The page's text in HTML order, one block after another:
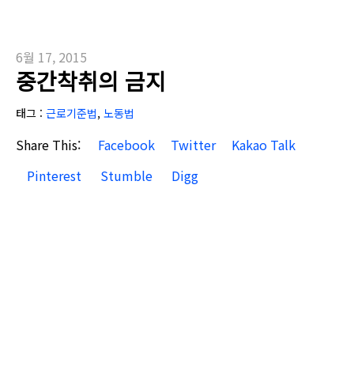
6월 17, 2015
중간착취의 금지
태그 : 근로기준법, 노동법
Share This: Facebook Twitter
Kakao Talk
Pinterest
Stumble Digg